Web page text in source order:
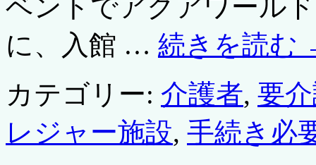
ベントでアクアワール
に、入館 … 続きを読む
カテゴリー: 介護者, 要
レジャー施設, 手続き必